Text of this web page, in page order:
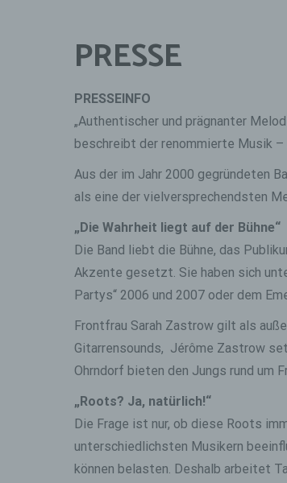
PRESSE
PRESSEINFO
„Authentischer und prägnanter
beschreibt der renommierte Musik
Aus der im Jahr 2000 gegründeten
als eine der vielversprechendsten
„Die Wahrheit liegt auf der Bühne“
Die Band liebt die Bühne, das
Akzente gesetzt. Sie haben sich
Partys“ 2006 und 2007 oder dem
Frontfrau Sarah Zastrow gilt als
Gitarrensounds, Jérôme Zastrow
Ohrndorf bieten den Jungs rund um
„Roots? Ja, natürlich!“
Die Frage ist nur, ob diese Roots
unterschiedlichsten Musikern
können belasten. Deshalb arbeitet